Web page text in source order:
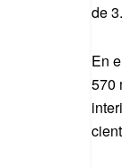
de
En
570